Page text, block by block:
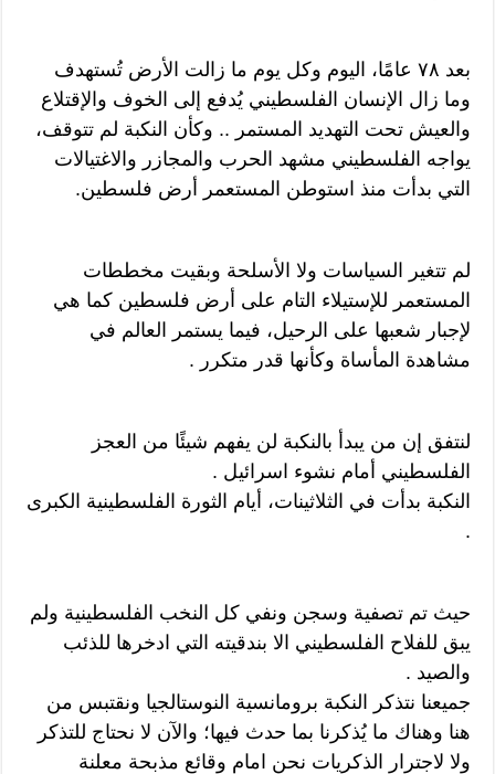
بعد ٧٨ عامًا، اليوم وكل يوم ما زالت الأرض تُستهدف
وما زال الإنسان الفلسطيني يُدفع إلى الخوف والإقتلاع
والعيش تحت التهديد المستمر .. وكأن النكبة لم تتوقف،
يواجه الفلسطيني مشهد الحرب والمجازر والاغتيالات
التي بدأت منذ استوطن المستعمر أرض فلسطين.
لم تتغير السياسات ولا الأسلحة وبقيت مخططات
المستعمر للإستيلاء التام على أرض فلسطين كما هي
لإجبار شعبها على الرحيل، فيما يستمر العالم في
مشاهدة المأساة وكأنها قدر متكرر .
لنتفق إن من يبدأ بالنكبة لن يفهم شيئًا من العجز
الفلسطيني أمام نشوء اسرائيل .
النكبة بدأت في الثلاثينات، أيام الثورة الفلسطينية الكبرى
.
حيث تم تصفية وسجن ونفي كل النخب الفلسطينية ولم
يبق للفلاح الفلسطيني الا بندقيته التي ادخرها للذئب
والصيد .
جميعنا نتذكر النكبة برومانسية النوستالجيا ونقتبس من
هنا وهناك ما يُذكرنا بما حدث فيها؛ والآن لا نحتاج للتذكر
ولا لاجترار الذكريات نحن امام وقائع مذبحة معلنة